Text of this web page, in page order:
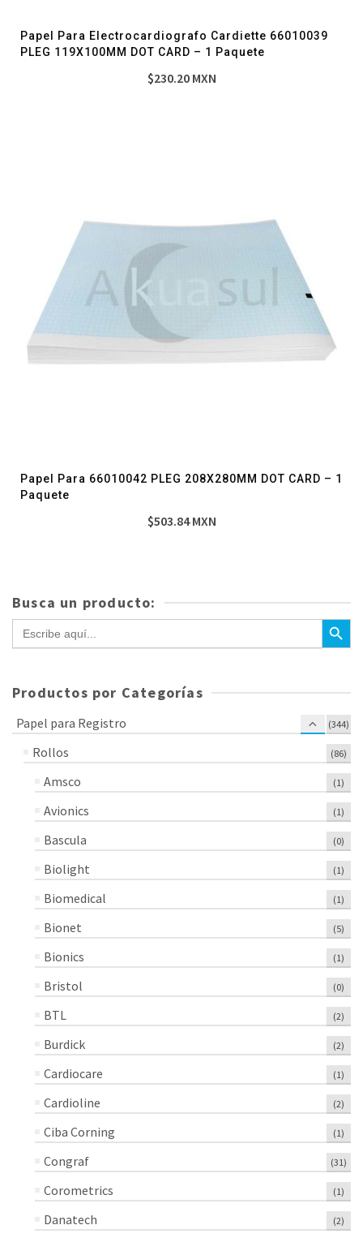
Papel Para Electrocardiografo Cardiette 66010039
PLEG 119X100MM DOT CARD – 1 Paquete
$230.20MXN
Papel Para 66010042 PLEG 208X280MM DOT CARD – 1
Paquete
$503.84MXN
Busca un producto:
Buscar: Botón de
Productos por Categorías
Papel para Registro (344)
Rollos (86)
Amsco (1)
Avionics (1)
Bascula (0)
Biolight (1)
Biomedical (1)
Bionet (5)
Bionics (1)
Bristol (0)
BTL (2)
Burdick (2)
Cardiocare (1)
Cardioline (2)
Ciba Corning (1)
Congraf (31)
Corometrics (1)
Danatech (2)